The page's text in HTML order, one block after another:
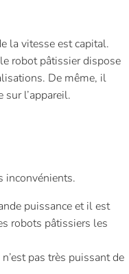
la vitesse est capital.
robot pâtissier dispose
De même, il
l’appareil.
inconvénients.
puissance et il est
robots pâtissiers les
pas très puissant de